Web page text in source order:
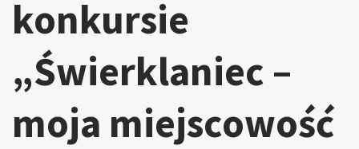
konkursie
„Świerklaniec –
moja miejscowość